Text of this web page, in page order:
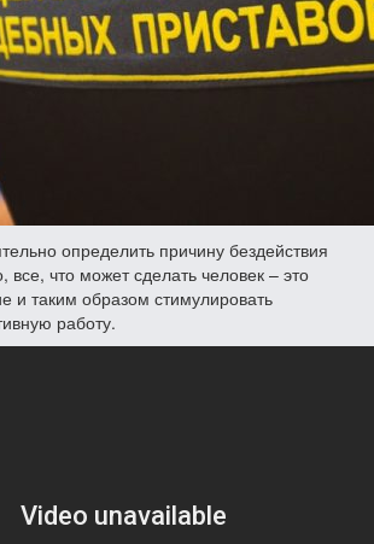
определить причину бездействия
все, что может сделать человек – это
и таким образом стимулировать
работу.